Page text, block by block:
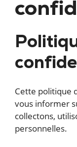
Cette politique
vous informer
collectons,
personnelles.